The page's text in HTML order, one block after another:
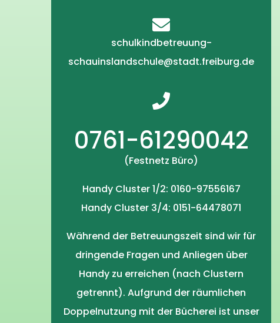
schulkindbetreuung-
schauinslandschule@stadt.freiburg.de
0761-61290042
(Festnetz Büro)
Handy Cluster 1/2: 0160-97556167
Handy Cluster 3/4: 0151-64478071
Während der Betreuungszeit sind wir für
dringende Fragen und Anliegen über
Handy zu erreichen (nach Clustern
getrennt). Aufgrund der räumlichen
Doppelnutzung mit der Bücherei ist unser